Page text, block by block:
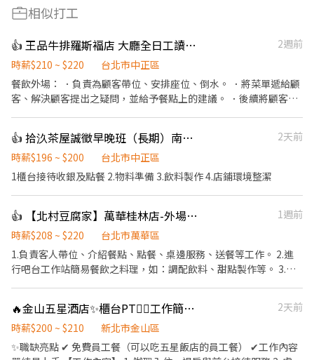
相似打工
👍 王品牛排羅斯褔店 大廳全日工讀（晚班工讀等，意者內洽）
2週前
時薪$210 ~ $220
台北市中正區
餐飲外場： ．負責為顧客帶位、安排座位、倒水。 ．將菜單遞給顧
客、解決顧客提出之疑問，並給予餐點上的建議。 ．後續將顧客點
👍 拾汣茶屋誠徵早晚班（長期）南陽/三重
2天前
時薪$196 ~ $200
台北市中正區
1櫃台接待收銀及點餐 2.物料準備 3.飲料製作 4.店鋪環境整潔
👍 【北村豆腐家】萬華桂林店-外場計時
1週前
時薪$208 ~ $220
台北市萬華區
1.負責客人帶位、介紹餐點、點餐、桌邊服務、送餐等工作。 2.進
行吧台工作站簡易餐飲之料理，如：調配飲料、甜點製作等。 3.於
🔥金山五星酒店✨櫃台PT❤️‍🔥工作簡單😍
2天前
時薪$200 ~ $210
新北市金山區
✨職缺亮點 ✔ 免費員工餐（可以吃五星飯店的員工餐） ✔工作內容